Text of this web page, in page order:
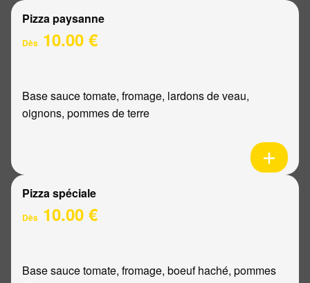
Pizza paysanne
Dès 10.00 €
Base sauce tomate, fromage, lardons de veau,
oignons, pommes de terre
Pizza spéciale
Dès 10.00 €
Base sauce tomate, fromage, boeuf haché, pommes